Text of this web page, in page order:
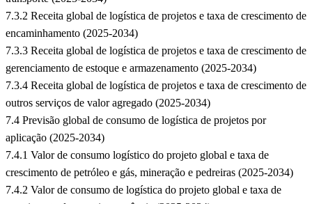
7.3.2 Receita global de logística de projetos e taxa de crescimento de
encaminhamento (2025-2034)
7.3.3 Receita global de logística de projetos e taxa de crescimento de
gerenciamento de estoque e armazenamento (2025-2034)
7.3.4 Receita global de logística de projetos e taxa de crescimento de
outros serviços de valor agregado (2025-2034)
7.4 Previsão global de consumo de logística de projetos por
aplicação (2025-2034)
7.4.1 Valor de consumo logístico do projeto global e taxa de
crescimento de petróleo e gás, mineração e pedreiras (2025-2034)
7.4.2 Valor de consumo de logística do projeto global e taxa de